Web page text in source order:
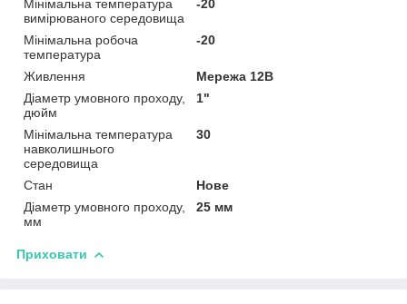
Мінімальна температура
вимірюваного середовища
-20
Мінімальна робоча
температура
-20
Живлення
Мережа 12В
Діаметр умовного проходу,
дюйм
1"
Мінімальна температура
навколишнього
середовища
30
Стан
Нове
Діаметр умовного проходу,
мм
25 мм
Приховати